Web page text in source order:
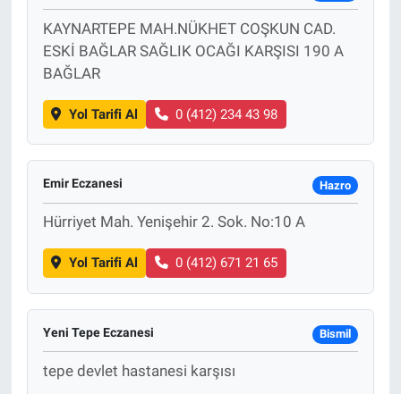
KAYNARTEPE MAH.NÜKHET COŞKUN CAD.
ESKİ BAĞLAR SAĞLIK OCAĞI KARŞISI 190 A
BAĞLAR
Yol Tarifi Al 0 (412) 234 43 98
Emir Eczanesi Hazro
Hürriyet Mah. Yenişehir 2. Sok. No:10 A
Yol Tarifi Al 0 (412) 671 21 65
Yeni Tepe Eczanesi Bismil
tepe devlet hastanesi karşısı